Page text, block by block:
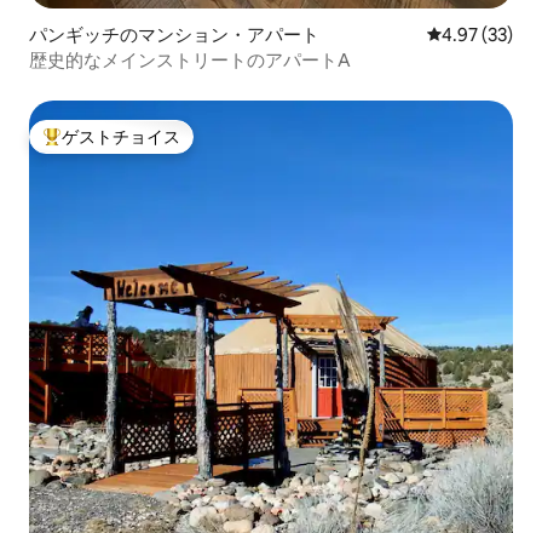
パンギッチのマンション・アパート レビュー33
4.97 (33)
歴史的なメインストリートのアパートA
大好評のゲストチョイスです。
ゲストチョイス